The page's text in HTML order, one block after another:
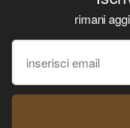
rimani